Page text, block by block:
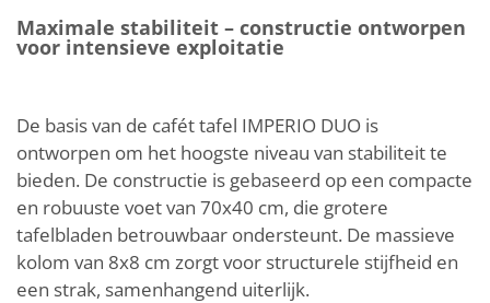
Maximale stabiliteit – constructie ontworpen
voor intensieve exploitatie
De basis van de cafét tafel IMPERIO DUO is
ontworpen om het hoogste niveau van stabiliteit te
bieden. De constructie is gebaseerd op een compacte
en robuuste voet van 70x40 cm, die grotere
tafelbladen betrouwbaar ondersteunt. De massieve
kolom van 8x8 cm zorgt voor structurele stijfheid en
een strak, samenhangend uiterlijk.